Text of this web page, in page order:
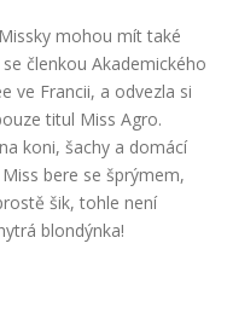
mohou mít také
členkou Akademického
ve Francii, a odvezla si
titul Miss Agro.
koni, šachy a domácí
bere se šprýmem,
šik, tohle není
blondýnka!